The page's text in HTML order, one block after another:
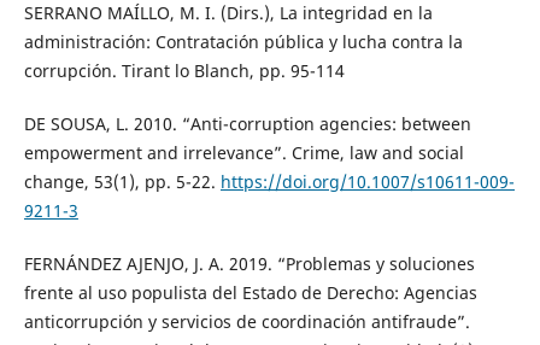
SERRANO MAÍLLO, M. I. (Dirs.), La integridad en la
administración: Contratación pública y lucha contra la
corrupción. Tirant lo Blanch, pp. 95-114
DE SOUSA, L. 2010. “Anti-corruption agencies: between
empowerment and irrelevance”. Crime, law and social
change, 53(1), pp. 5-22. https://doi.org/10.1007/s10611-009-
9211-3
FERNÁNDEZ AJENJO, J. A. 2019. “Problemas y soluciones
frente al uso populista del Estado de Derecho: Agencias
anticorrupción y servicios de coordinación antifraude”.